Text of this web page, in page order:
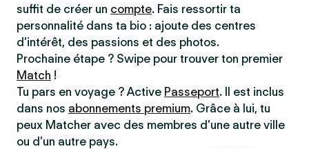
suffit de créer un compte. Fais ressortir ta
personnalité dans ta bio : ajoute des centres
d’intérêt, des passions et des photos.
Prochaine étape ? Swipe pour trouver ton premier
Match !
Tu pars en voyage ? Active Passeport. Il est inclus
dans nos abonnements premium. Grâce à lui, tu
peux Matcher avec des membres d’une autre ville
ou d’un autre pays.